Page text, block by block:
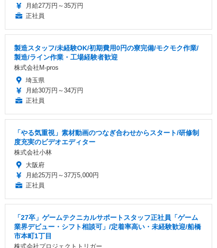
月給27万円～35万円
正社員
製造スタッフ/未経験OK/初期費用0円の寮完備/モクモク作業/
製造/ライン作業・工場経験者歓迎
株式会社M-pros
埼玉県
月給30万円～34万円
正社員
「やる気重視」素材動画のつなぎ合わせからスタート/研修制
度充実のビデオエディター
株式会社小林
大阪府
月給25万円～37万5,000円
正社員
「27卒」ゲームテクニカルサポートスタッフ正社員「ゲーム
業界デビュー・シフト相談可」/定着率高い・未経験歓迎/船橋
市本町1丁目
株式会社プロジェクトトリガー